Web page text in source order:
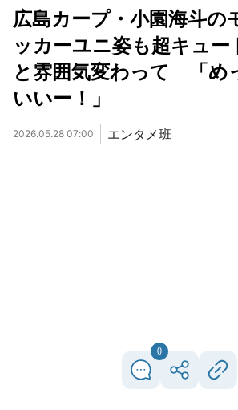
広島カープ・小園海斗の
ッカーユニ姿も超キュー
と雰囲気変わって 「め
いいー！」
2026.05.28 07:00 エンタメ班
0